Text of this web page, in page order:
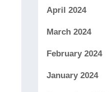
April 2024
March 2024
February 2024
January 2024